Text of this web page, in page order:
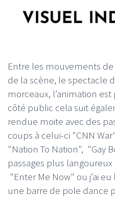
Entre les mouvements de
de la scène, le spectacle
morceaux, l’animation
côté public cela suit
rendue moite avec des
coups à celui-ci "CNN
"Nation To Nation", "Gay
passages plus
"Enter Me Now" ou j’ai
une barre de pole dance